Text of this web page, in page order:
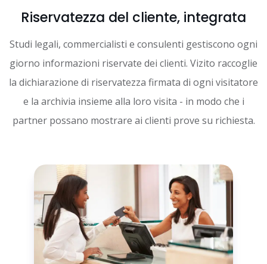
Riservatezza del cliente, integrata
Studi legali, commercialisti e consulenti gestiscono ogni
giorno informazioni riservate dei clienti. Vizito raccoglie
la dichiarazione di riservatezza firmata di ogni visitatore
e la archivia insieme alla loro visita - in modo che i
partner possano mostrare ai clienti prove su richiesta.